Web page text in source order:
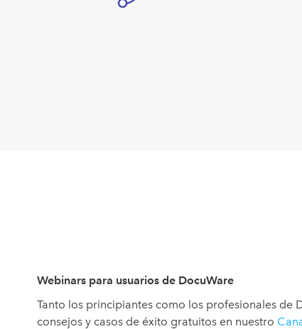
Webinars para usuarios de DocuWare
Tanto los principiantes como los profesionales de
consejos y casos de éxito gratuitos en nuestro